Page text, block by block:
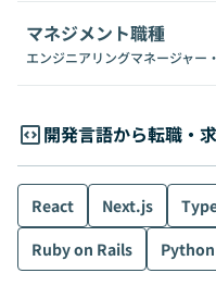
マネジメント職種
エンジニアリングマネージャー
開発言語から転職・
React Next.js
Ruby on Rails
Python